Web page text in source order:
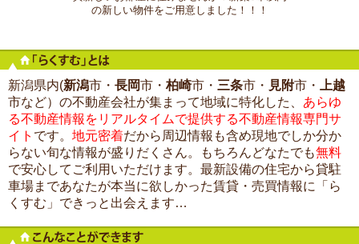
の新しい物件をご用意しました！！！
新潟県内(新潟市・ 長岡市・柏崎市・ 三条市・ 見附市・
上越
市など）の不動産会社が集まって地域に特化した、 あらゆ
る不動産情報をリアルタイムで提供する不動産情報専門サ
イト です。 地元密着だから周辺情報も含め現地でしか分か
らない旬な情報が盛りだくさん。もちろんどなたでも無料
で安心してご利用いただけます。最新設備の住宅から貸駐
車場まであなたが本当に欲しかった賃貸・売買情報に「ら
くすむ」できっと出会えます…